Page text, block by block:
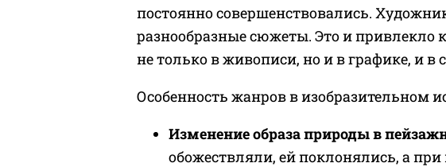
постоянно совершенствовались.
разнообразные сюжеты. Это и привлекло
не только в живописи, но и в графике, и в
Особенность жанров в изобразительном
Изменение образа природы в
обожествляли, ей поклонялись, а